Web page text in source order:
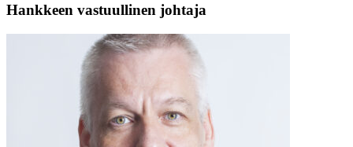
Hankkeen vastuullinen johtaja